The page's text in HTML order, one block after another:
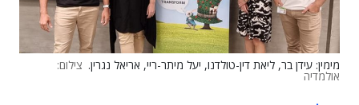
מימין: עידן בר, ליאת דין-טולדנו, יעל מיתר-ריי, אריאל נגרין. צילום:
אולמדיה